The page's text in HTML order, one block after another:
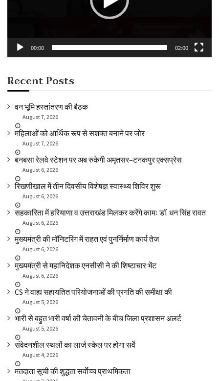
00:00 02:00
Recent Posts
वन भूमि हस्तांतरण की बैठक
August 7, 2026
महिलाओं को आर्थिक रूप से सशक्त बनाने पर जोर
August 7, 2026
बनबसा रेलवे स्टेशन पर अब रुकेगी अमृतसर–टनकपुर एक्सप्रेस
August 6, 2026
रिखणीखाल में तीन दिवसीय विशेषज्ञ स्वास्थ्य शिविर शुरू
August 6, 2026
सहकारिता में हरियाणा व उत्तराखंड मिलकर करेंगे कामः डाॅ. धन सिंह रावत
August 6, 2026
मुख्यमंत्री की मॉनिटरिंग में राहत एवं पुनर्निर्माण कार्य तेज
August 6, 2026
मुख्यमंत्री से महानिदेशक एनसीसी ने की शिष्टाचार भेंट
August 6, 2026
CS ने वाह्य सहायतित परियोजनाओं की प्रगति की समीक्षा की
August 5, 2026
भारी से बहुत भारी वर्षा की चेतावनी के बीच जिला प्रशासन अलर्ट
August 5, 2026
संवेदनशील स्थलों का लार्ज स्केल पर होगा सर्वे
August 4, 2026
मतदाता सूची की शुद्धता सर्वाेच्च प्राथमिकता